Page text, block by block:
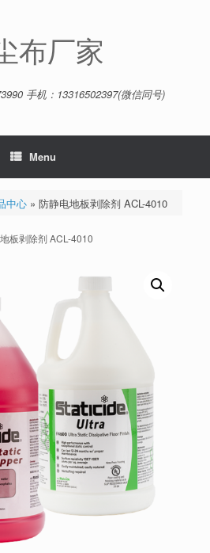
布厂家
手机：13316502397(微信同号)
Menu
中心» 防静电地板剥除剂 ACL-4010
板剥除剂 ACL-4010